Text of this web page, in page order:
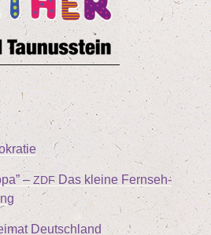
–ZDFDas klei­ne Fern­seh­
Deutschland